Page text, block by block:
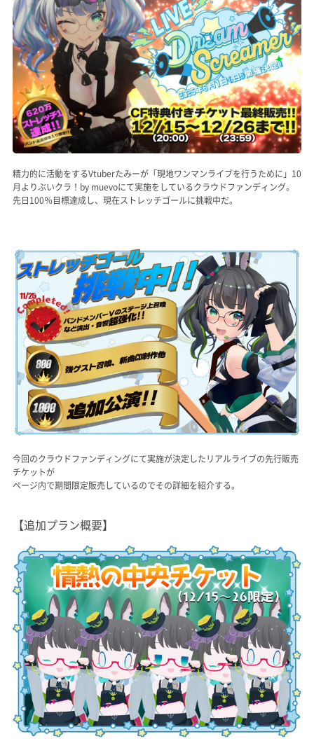
LINK
muevoクラウドファンディング
muevoコミュニティ
ぶいクラ！by muevo
FUKAKACHI+
Follow us
精力的に活動をするVtuberたみーが「現地ワンマンライブを行うために」10
月よりぶいクラ！by muevoにて実施をしているクラウドファンディング。
先日100％目標達成し、現在ストレッチゴールに挑戦中だ。
今回のクラウドファンディングにて実施が決定したリアルライブの先行販売
チケットが
ページ内で期間限定販売しているのでその詳細を紹介する。
【追加プラン概要】